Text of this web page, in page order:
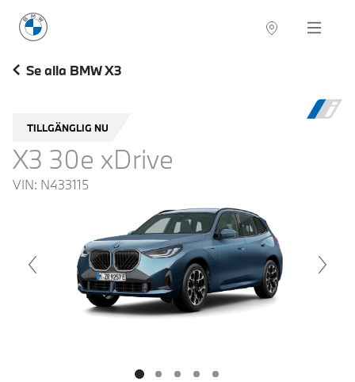
BMW Sverige Navigation
Se alla BMW X3
TILLGÄNGLIG NU
X3 30e xDrive
VIN: N433115